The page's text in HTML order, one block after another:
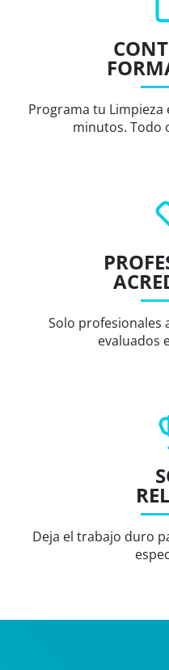
Programa tu
minutos. Todo
Solo profesionales
evaluados
Deja el trabajo duro